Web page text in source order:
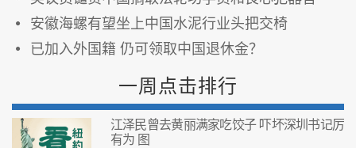
安徽海螺有望坐上中国水泥行业头把交椅
已加入外国籍 仍可领取中国退休金？
一周点击排行
江泽民曾去黄丽满家吃饺子 吓坏深圳书记厉
有为 图